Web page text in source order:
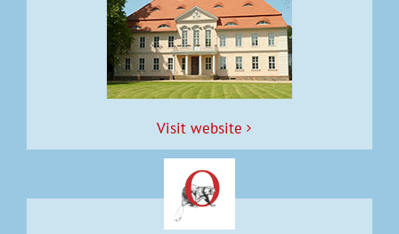
Vis­it website